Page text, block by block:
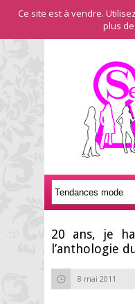
Ce site est à vendre.
plus
20 ans, je
l’anthologie
8 mai 2011